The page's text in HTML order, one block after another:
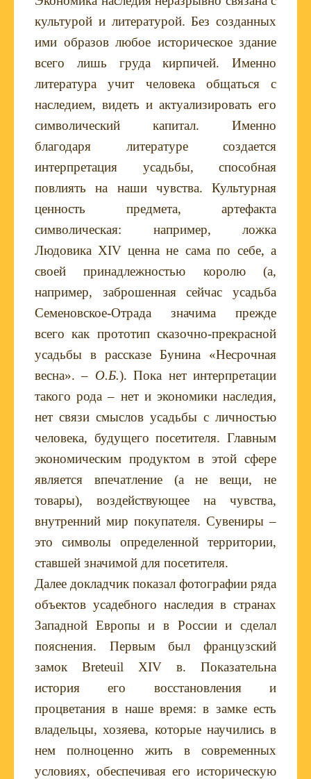
культурой и литературой. Без созданных
ими образов любое историческое здание
всего лишь груда кирпичей. Именно
литература учит человека общаться с
наследием, видеть и актуализировать его
символический капитал. Именно
благодаря литературе создается
интерпретация усадьбы, способная
повлиять на наши чувства. Культурная
ценность предмета, артефакта
символическая: например, ложка
Людовика XIV ценна не сама по себе, а
своей принадлежностью королю (а,
например, заброшенная сейчас усадьба
Семеновское-Отрада значима прежде
всего как прототип сказочно-прекрасной
усадьбы в рассказе Бунина «Несрочная
весна». – О.Б.). Пока нет интерпретации
такого рода – нет и экономики наследия,
нет связи смыслов усадьбы с личностью
человека, будущего посетителя. Главным
экономическим продуктом в этой сфере
является впечатление (а не вещи, не
товары), воздействующее на чувства,
внутренний мир покупателя. Сувениры –
это символы определенной территории,
ставшей значимой для посетителя.
Далее докладчик показал фотографии ряда
объектов усадебного наследия в странах
Западной Европы и в России и сделал
пояснения. Первым был французский
замокBreteuil XIVв. Показательна
история его восстановления и
процветания в наше время: в замке есть
владельцы, хозяева, которые научились в
нем полноценно жить в современных
условиях, обеспечивая его историческую